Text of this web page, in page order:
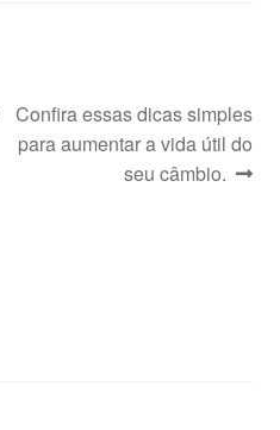
Próximo
post:
Confira essas dicas simples
para aumentar a vida útil do
seu câmbio.